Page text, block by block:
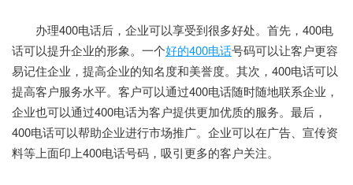
办理400电话后，企业可以享受到很多好处。首先，400电
话可以提升企业的形象。一个好的400电话号码可以让客户更容
易记住企业，提高企业的知名度和美誉度。其次，400电话可以
提高客户服务水平。客户可以通过400电话随时随地联系企业，
企业也可以通过400电话为客户提供更加优质的服务。最后，
400电话可以帮助企业进行市场推广。企业可以在广告、宣传资
料等上面印上400电话号码，吸引更多的客户关注。